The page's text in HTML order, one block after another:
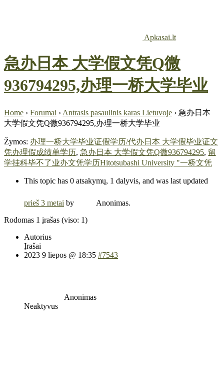
Apkasai.lt
急办日本 大学假文凭Q微
936794295,办理一桥大学毕业
Home › Forumai › Antrasis pasaulinis karas Lietuvoje › 急办日本
大学假文凭Q微936794295,办理一桥大学毕业
Žymos: 办理一桥大学毕业证假学历/代办日本 大学假毕业证文
凭办理假成绩单学历, 急办日本 大学假文凭Q微936794295, 留
学挂科毕不了业办文凭学历Hitotsubashi University "一桥文凭
This topic has 0 atsakymų, 1 dalyvis, and was last updated
prieš 3 metai by Anonimas.
Rodomas 1 įrašas (viso: 1)
Autorius
Įrašai
2023 9 liepos @ 18:35 #7543
Anonimas
Neaktyvus